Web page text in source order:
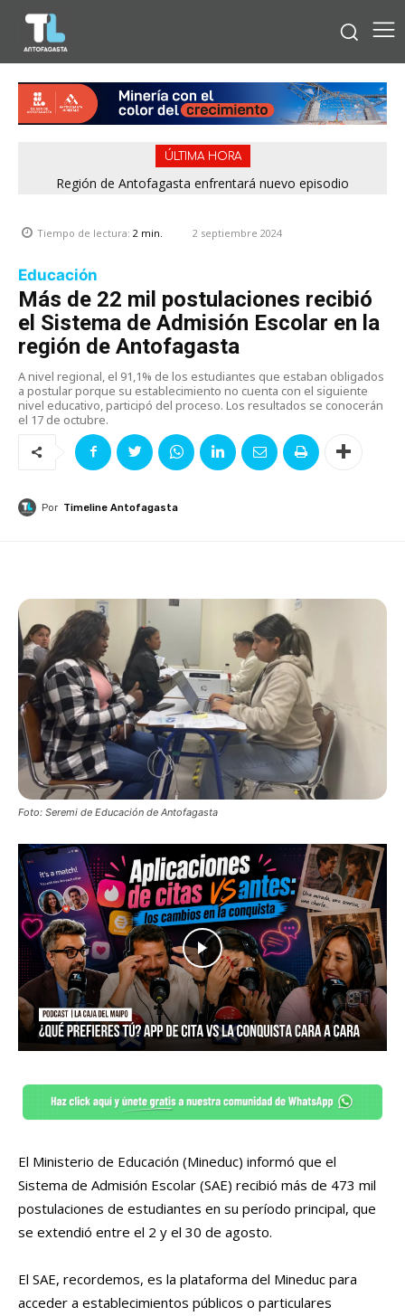
ÚLTIMA HORA
Región de Antofagasta enfrentará nuevo episodio
Bipay explica: Así funciona el pago con tarjetas bancarias en
Tiempo de lectura: 2 min. 2 septiembre 2024
Educación
Más de 22 mil postulaciones recibió
el Sistema de Admisión Escolar en la
región de Antofagasta
A nivel regional, el 91,1% de los estudiantes que estaban obligados
a postular porque su establecimiento no cuenta con el siguiente
nivel educativo, participó del proceso. Los resultados se conocerán
el 17 de octubre.
Por Timeline Antofagasta
Foto: Seremi de Educación de Antofagasta
El Ministerio de Educación (Mineduc) informó que el
Sistema de Admisión Escolar (SAE) recibió más de 473 mil
postulaciones de estudiantes en su período principal, que
se extendió entre el 2 y el 30 de agosto.
El SAE, recordemos, es la plataforma del Mineduc para
acceder a establecimientos públicos o particulares